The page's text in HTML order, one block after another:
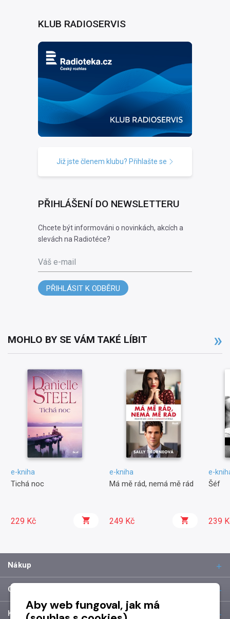
KLUB RADIOSERVIS
Již jste členem klubu? Přihlašte se
PŘIHLÁŠENÍ DO NEWSLETTERU
Chcete být informováni o novinkách, akcích a
slevách na Radiotéce?
Váš e-mail
PŘIHLÁSIT K ODBĚRU
MOHLO BY SE VÁM TAKÉ LÍBIT
e-kniha
Tichá noc
229 Kč
e-kniha
Má mě rád, nemá mě rád
249 Kč
e-
Šéf
239
Nákup
O společnosti
Kontakt
Aby web fungoval, jak má